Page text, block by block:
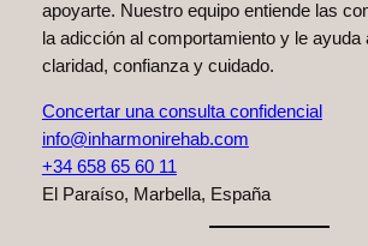
apoyarte. Nuestro equipo entiende las
la adicción al comportamiento y le ayuda
claridad, confianza y cuidado.
Concertar una consulta confidencial
info@inharmonirehab.com
+34 658 65 60 11
El Paraíso, Marbella, España